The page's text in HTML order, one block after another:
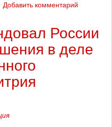
Добавить комментарий
России
в деле